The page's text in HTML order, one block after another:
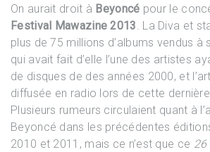
On aurait droit à Beyoncé pour le
Festival Mawazine 2013. La Diva et
plus de 75 millions d’albums vendus à
qui avait fait d’elle l’une des artistes
de disques de des années 2000, et
diffusée en radio lors de cette
Plusieurs rumeurs circulaient quant à
Beyoncé dans les précédentes
2010 et 2011, mais ce n’est que ce 26